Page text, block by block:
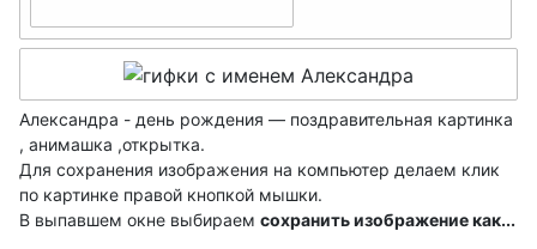
имя с буквы - Б
Беата- ДР
Божена- ДР
Александра - день рождения — поздравительная картинка
, анимашка ,открытка.
Для сохранения изображения на компьютер делаем клик
по картинке правой кнопкой мышки.
В выпавшем окне выбираем сохранить изображение как...